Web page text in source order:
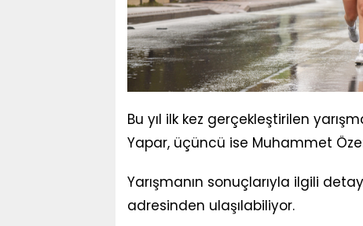
Bu yıl ilk kez gerçekleştirilen
Yapar, üçüncü ise Muhammet
Yarışmanın sonuçlarıyla ilgili
adresinden ulaşılabiliyor.